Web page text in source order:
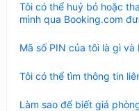
Tôi có thể huỷ bỏ hoặc
mình qua Booking.com
thu
gọn
Mã số PIN của tôi là gì
thu
Tôi có thể tìm thông tin
thu
Làm sao để biết giá
thu